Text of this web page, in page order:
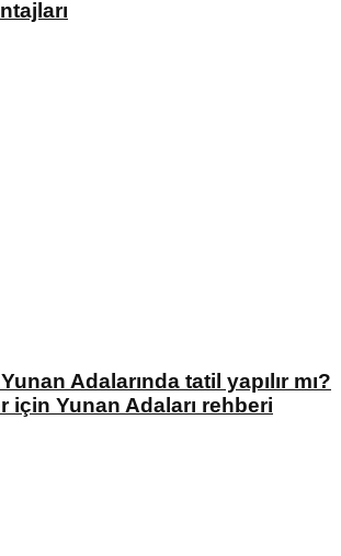
Adalarında tatil yapılır mı?
için Yunan Adaları rehberi